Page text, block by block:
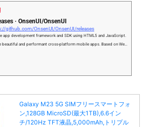
· OnsenUI/OnsenUI
github.com/OnsenUI/OnsenUI/releases
app development framework and SDK using HTML5 and JavaScript.
beautiful and performant cross-platform mobile apps. Based on Web
Galaxy M23 5G SIMフリースマートフォ
ン,128GB MicroSD(最大1TB),6.6イン
チ/120Hz TFT液晶,5,000mAh,トリプル